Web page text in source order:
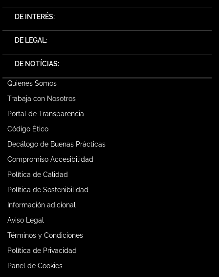
DE INTERÉS:
DE LEGAL:
DE NOTÍCIAS:
Quienes Somos
Trabaja con Nosotros
Portal de Transparencia
Código Ético
Decálogo de Buenas Prácticas
Compromiso Accesibilidad
Política de Calidad
Política de Sostenibilidad
Información adicional
Aviso Legal
Términos y Condiciones
Política de Privacidad
Panel de Cookies